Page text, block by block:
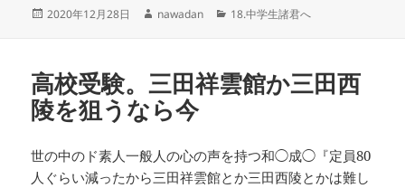
投
2020年12月28日
作
nawadan
カ
ー
18.中学生諸君へ
高校受験。三田祥雲館か三田西
陵を狙うなら今
世の中のド素人一般人の心の声を持つ和◯成◯『定員80
人ぐらい減ったから三田祥雲館とか三田西陵とかは難し